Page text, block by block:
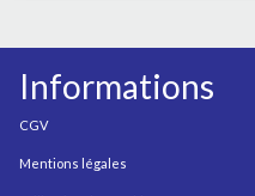
Informations
CGV
Mentions légales